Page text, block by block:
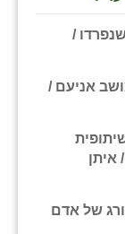
/
אניעם /
איתן
של אדם